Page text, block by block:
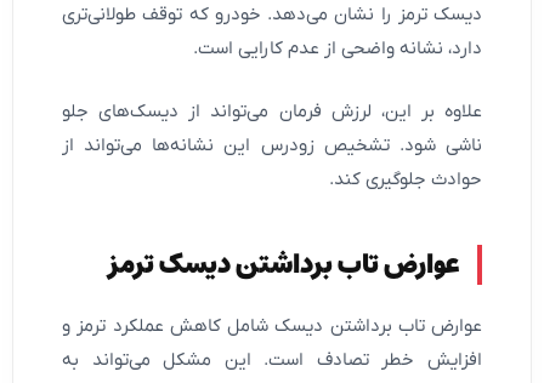
دیسک ترمز را نشان می‌دهد. خودرو که توقف طولانی‌تری
دارد، نشانه واضحی از عدم کارایی است.
علاوه بر این، لرزش فرمان می‌تواند از دیسک‌های جلو
ناشی شود. تشخیص زودرس این نشانه‌ها می‌تواند از
حوادث جلوگیری کند.
عوارض تاب برداشتن دیسک ترمز
عوارض تاب برداشتن دیسک شامل کاهش عملکرد ترمز و
افزایش خطر تصادف است. این مشکل می‌تواند به